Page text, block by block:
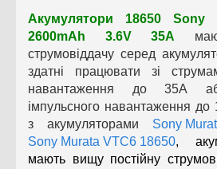
Акумулятори
18650 Sony
2600mAh 3.6V 35A
струмовіддачу серед
здатні працювати зі
навантаження до 35А
імпульсного навантаження до
з акумуляторами Sony
Sony Murata VTC6 18650,
мають вищу постійну